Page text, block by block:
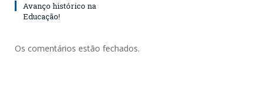
Avanço histórico na
Educação!
Os comentários estão fechados.